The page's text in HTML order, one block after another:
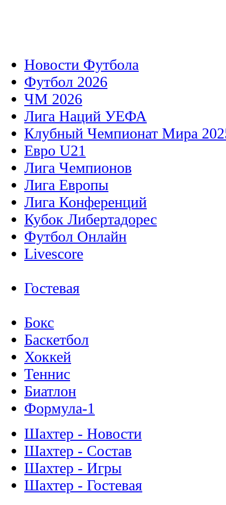
Новости Футбола
Футбол 2026
ЧМ 2026
Лига Наций УЕФА
Клубный Чемпионат Мира
Евро U21
Лига Чемпионов
Лига Европы
Лига Конференций
Кубок Либертадорес
Футбол Онлайн
Livescore
Гостевая
Бокс
Баскетбол
Хоккей
Теннис
Биатлон
Формула-1
Шахтер - Новости
Шахтер - Состав
Шахтер - Игры
Шахтер - Гостевая